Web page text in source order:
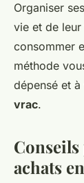
Organiser
vie et de leur
consommer
méthode
dépensé et
vrac.
achats